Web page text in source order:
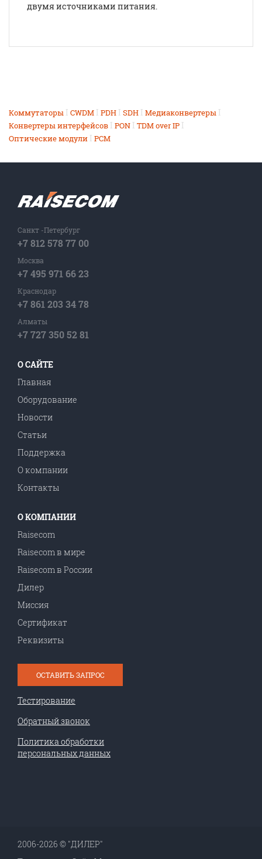
двумя источниками питания.
Коммутаторы I CWDM I PDH I SDH I Медиаконвертеры I
Конвертеры интерфейсов I PON I TDM over IP I
Оптические модули I PCM
Санкт -Петербург
+7 812 578 77 00
Москва
+7 495 971 66 23
Краснодар
+7 861 203 34 78
Алматы
+7 727 350 52 81
О САЙТЕ
Главная
Оборудование
Новости
Статьи
Поддержка
О компании
Контакты
О КОМПАНИИ
Raisecom
Raisecom в мире
Raisecom в Роcсии
Дилер
Миссия
Сертификат
Реквизиты
ОСТАВИТЬ ЗАПРОС
Тестирование
Обратный звонок
Политика обработки
персональных данных
2006-2026 © "ДИЛЕР"